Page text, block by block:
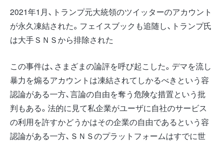
2021年1月、トランプ元大統領のツイッターのアカウント
が永久凍結された。フェイスブックも追随し、トランプ氏
は大手ＳＮＳから排除された
この事件は、さまざまの論評を呼び起こした。デマを流し
暴力を煽るアカウントは凍結されてしかるべきという容
認論がある一方、言論の自由を奪う危険な措置という批
判もある。法的に見て私企業がユーザに自社のサービス
の利用を許すかどうかはその企業の自由であるという容
認論がある一方、ＳＮＳのプラットフォームはすでに世